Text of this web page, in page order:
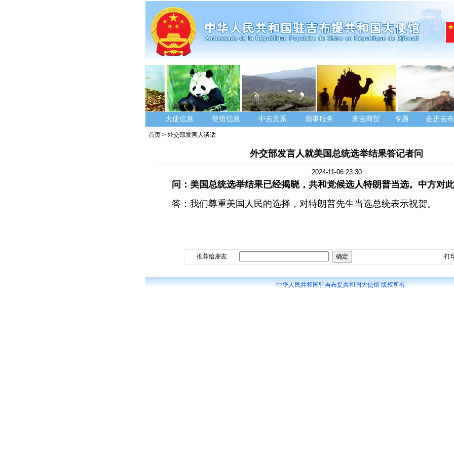
大使信息 使馆信息 中吉关系 领事服务 来吉商贸 专题 走进吉
首页 > 外交部发言人谈话
外交部发言人就美国总统选举结果答记者问
2024-11-06 23:30
问：美国总统选举结果已经揭晓，共和党候选人特朗普当选。中方对
答：我们尊重美国人民的选择，对特朗普先生当选总统表示祝贺。
推荐给朋友 打
中华人民共和国驻吉布提共和国大使馆 版权所有